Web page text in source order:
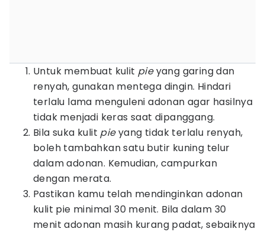
Untuk membuat kulit pieyang garing dan
renyah, gunakan mentega dingin. Hindari
terlalu lama menguleni adonan agar hasilnya
tidak menjadi keras saat dipanggang.
Bila suka kulit pieyang tidak terlalu renyah,
boleh tambahkan satu butir kuning telur
dalam adonan. Kemudian, campurkan
dengan merata.
Pastikan kamu telah mendinginkan adonan
kulit pie minimal 30 menit. Bila dalam 30
menit adonan masih kurang padat, sebaiknya